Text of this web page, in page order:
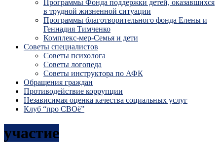
Программы Фонда поддержки детей, оказавшихся
в трудной жизненной ситуации
Программы благотворительного фонда Елены и
Геннадия Тимченко
Комплекс-мер-Семья и дети
Советы специалистов
Советы психолога
Советы логопеда
Советы инструктора по АФК
Обращения граждан
Противодействие коррупции
Независимая оценка качества социальных услуг
Клуб “про СВОё”
участие